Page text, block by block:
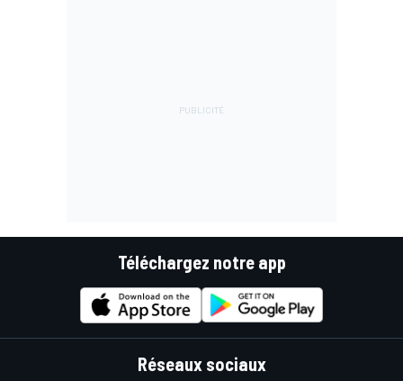
Téléchargez notre app
Réseaux sociaux